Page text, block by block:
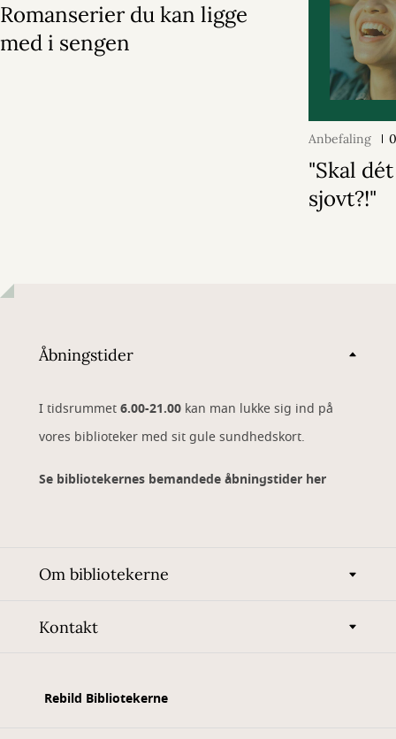
Romanserier du kan ligge
med i sengen
Anbefaling
"Skal
sjovt?!"
Åbningstider
I tidsrummet6.00-21.00 kan man lukke sig ind på
vores biblioteker med sit gule sundhedskort.
Se bibliotekernes bemandede åbningstider her
Om bibliotekerne
Kontakt
Rebild Bibliotekerne